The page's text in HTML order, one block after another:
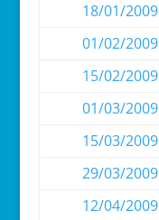
18/01/2009
01/02/2009
15/02/2009
01/03/2009
15/03/2009
29/03/2009
12/04/2009